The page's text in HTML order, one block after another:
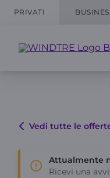
PRIVATI
Vedi tutte le
Attualmente
Ricevi una